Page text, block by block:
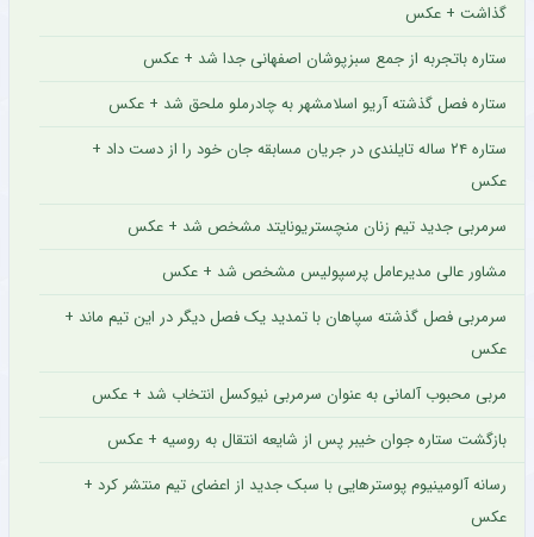
گذاشت + عکس
ستاره باتجربه از جمع سبزپوشان اصفهانی جدا شد + عکس
ستاره فصل گذشته آریو اسلامشهر به چادرملو ملحق شد + عکس
ستاره ۲۴ ساله تایلندی در جریان مسابقه جان خود را از دست داد +
عکس
سرمربی جدید تیم زنان منچستریونایتد مشخص شد + عکس
مشاور عالی مدیرعامل پرسپولیس مشخص شد + عکس
سرمربی فصل گذشته سپاهان با تمدید یک فصل دیگر در این تیم ماند +
عکس
مربی محبوب آلمانی به عنوان سرمربی نیوکسل انتخاب شد + عکس
بازگشت ستاره جوان خیبر پس از شایعه انتقال به روسیه + عکس
رسانه آلومینیوم پوسترهایی با سبک جدید از اعضای تیم منتشر کرد +
عکس